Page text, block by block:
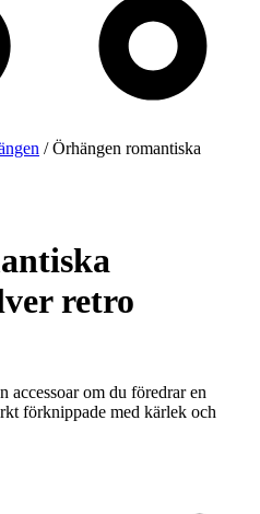
/ Örhängen romantiska
retro
accessoar om du föredrar en
förknippade med kärlek och